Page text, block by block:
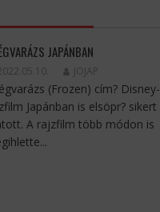
JAPÁNBAN
JOJAP
(Frozen) cím? Disney-
Japánban is elsöpr? sikert
A rajzfilm több módon is